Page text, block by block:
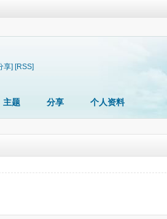
享] [RSS]
主题 分享 个人资料